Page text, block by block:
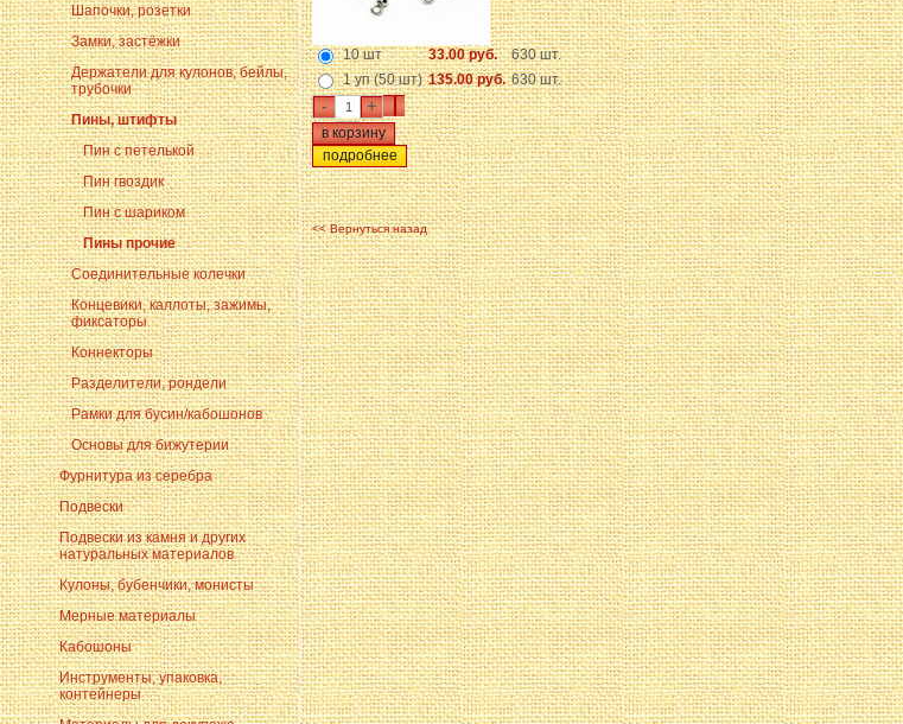
Шапочки, розетки
Замки, застёжки
Держатели для кулонов, бейлы,
трубочки
Пины, штифты
Пин с петелькой
Пин гвоздик
Пин с шариком
Пины прочие
Соединительные колечки
Концевики, каллоты, зажимы,
фиксаторы
Коннекторы
Разделители, рондели
Рамки для бусин/кабошонов
Основы для бижутерии
Фурнитура из серебра
Подвески
Подвески из камня и других
натуральных материалов
Кулоны, бубенчики, монисты
Мерные материалы
Кабошоны
Инструменты, упаковка,
контейнеры
10 шт 33.00 руб.
630 шт.
1 уп (50 шт) 135.00 руб. 630 шт.
- +
подробнее
<< Вернуться назад